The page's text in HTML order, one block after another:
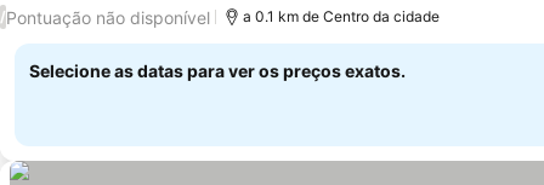
/Pontuação não disponível a 0.1 km de Centro da cidade
Selecione as datas para ver os preços exatos.